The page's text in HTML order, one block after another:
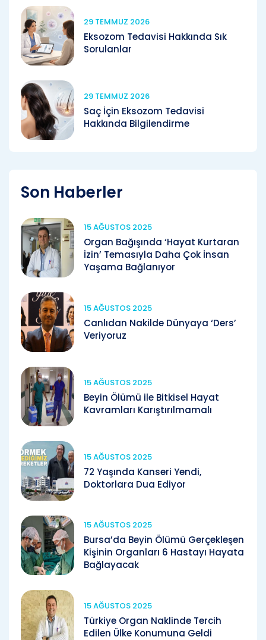
29 TEMMUZ 2026
Eksozom Tedavisi Hakkında Sık
Sorulanlar
29 TEMMUZ 2026
Saç İçin Eksozom Tedavisi
Hakkında Bilgilendirme
Son Haberler
15 AĞUSTOS 2025
Organ Bağışında ‘Hayat Kurtaran
İzin’ Temasıyla Daha Çok İnsan
Yaşama Bağlanıyor
15 AĞUSTOS 2025
Canlıdan Nakilde Dünyaya ‘Ders’
Veriyoruz
15 AĞUSTOS 2025
Beyin Ölümü ile Bitkisel Hayat
Kavramları Karıştırılmamalı
15 AĞUSTOS 2025
72 Yaşında Kanseri Yendi,
Doktorlara Dua Ediyor
15 AĞUSTOS 2025
Bursa’da Beyin Ölümü Gerçekleşen
Kişinin Organları 6 Hastayı Hayata
Bağlayacak
15 AĞUSTOS 2025
Türkiye Organ Naklinde Tercih
Edilen Ülke Konumuna Geldi